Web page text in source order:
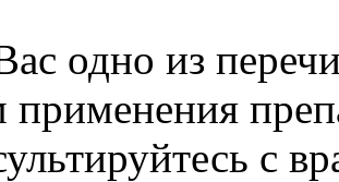
одно из
применения
с